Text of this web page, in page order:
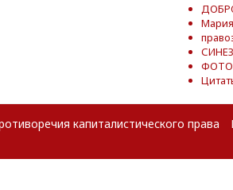
капиталистического права